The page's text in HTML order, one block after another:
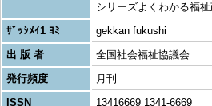
シリーズよくわかる福
ｻﾞｯｼﾒｲ1 ﾖﾐ
gekkan fukushi
出 版 者
全国社会福祉協議会
発行頻度
月刊
ISSN
13416669 1341-6669